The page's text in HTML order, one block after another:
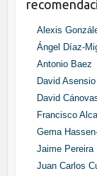
Alexis
Ángel Díaz-
Antonio Baez
David Asensio
David
Francisco
Gema
Jaime Pereira
Juan Carlos